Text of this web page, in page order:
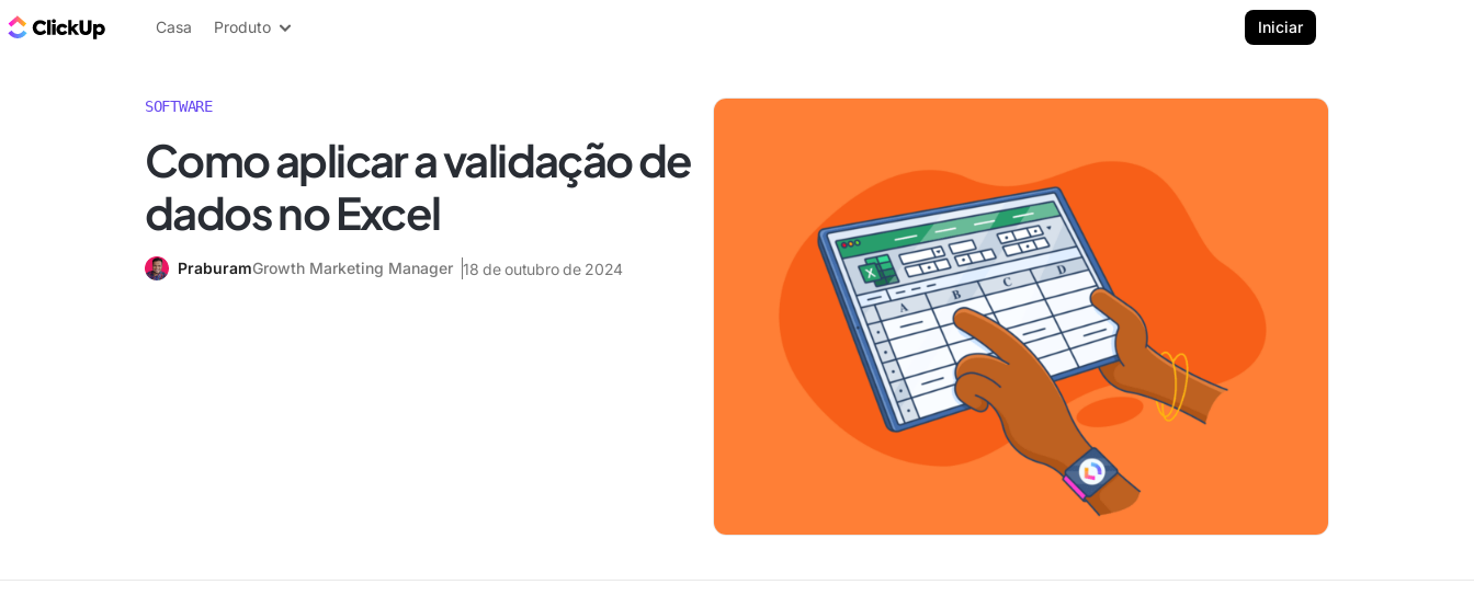
ClickUp Blogue
Casa Produto Iniciar
SOFTWARE
Como aplicar a validação de
dados no Excel
PraburamGrowth Marketing Manager 18 de outubro de 2024